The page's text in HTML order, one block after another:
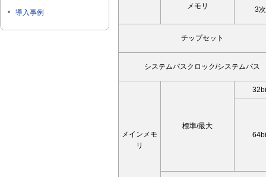
導入事例
メモリ
3次
チップセット
システムバスクロック/システムバス
メインメモ
リ
標準/最大